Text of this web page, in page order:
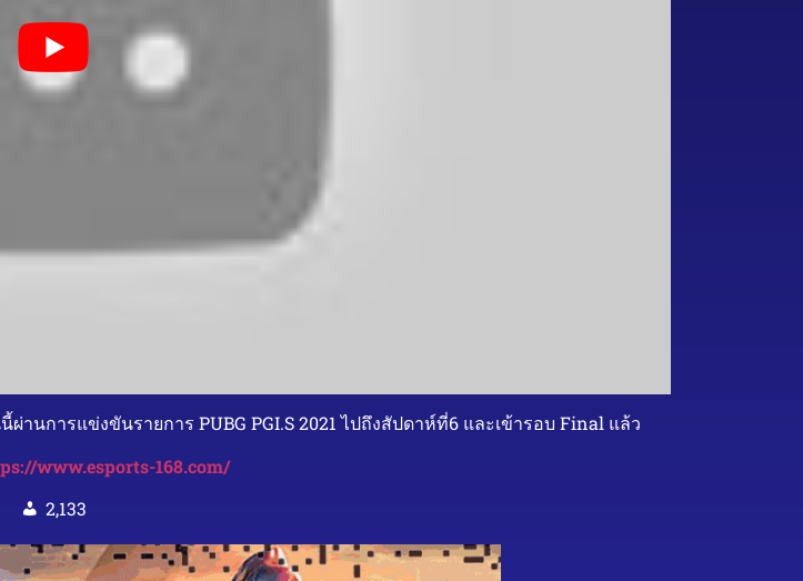
นการแข่งขันรายการ PUBG PGI.S 2021 ไปถึงสัปดาห์ที่6 และเข้ารอบ Final แล้ว
www.esports-168.com/
2,133